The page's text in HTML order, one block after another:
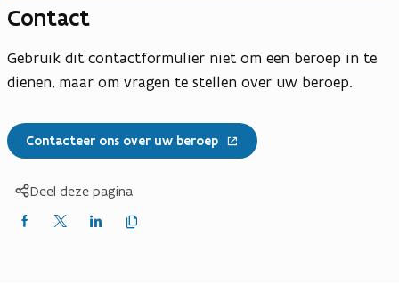
Contact
Gebruik dit contactformulier niet om een beroep in te
dienen, maar om vragen te stellen over uw beroep.
Contacteer ons over uw beroep
Deel deze pagina
Delen
Delen
Delen
link